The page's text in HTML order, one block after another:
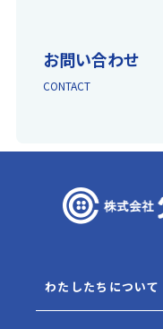
お問い合わせ
CONTACT
わたしたちについて